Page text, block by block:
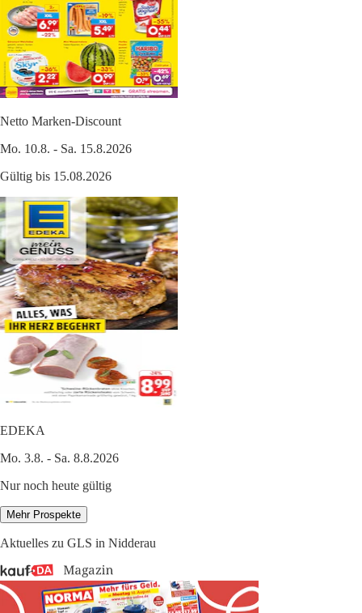
Netto Marken-Discount
Mo. 10.8. - Sa. 15.8.2026
Gültig bis 15.08.2026
EDEKA
Mo. 3.8. - Sa. 8.8.2026
Nur noch heute gültig
Mehr Prospekte
Aktuelles zu GLS in Nidderau